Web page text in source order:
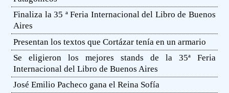
Finaliza la 35 ª Feria Internacional del Libro de Buenos
Aires
Presentan los textos que Cortázar tenía en un armario
Se eligieron los mejores stands de la 35ª Feria
Internacional del Libro de Buenos Aires
José Emilio Pacheco gana el Reina Sofía